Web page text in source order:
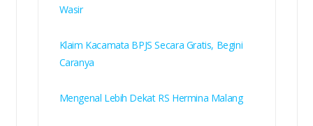
Wasir
Klaim Kacamata BPJS Secara Gratis, Begini
Caranya
Mengenal Lebih Dekat RS Hermina Malang